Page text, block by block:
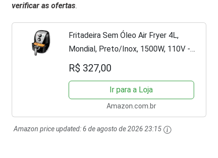
verificar as ofertas.
Fritadeira Sem Óleo Air Fryer 4L,
Mondial, Preto/Inox, 1500W, 110V -
AFN-40-BI
R$ 327,00
Ir para a Loja
Amazon.com.br
Amazon price updated:6 de agosto de 2026 23:15